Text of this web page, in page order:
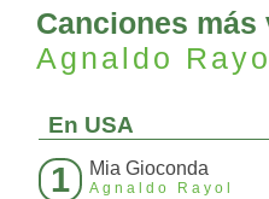
Canciones más
Agnaldo
En USA
1 Mia Gioconda
Agnaldo Rayol